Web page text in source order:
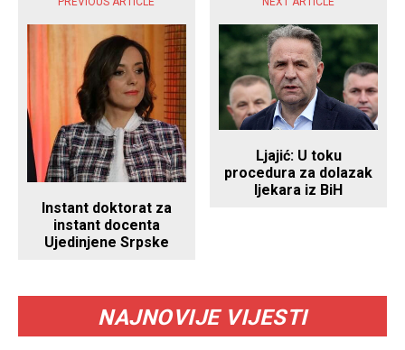
Instant doktorat za
instant docenta
Ujedinjene Srpske
Ljajić: U toku
procedura za dolazak
ljekara iz BiH
NAJNOVIJE VIJESTI